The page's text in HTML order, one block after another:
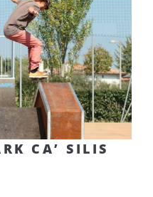
CA’ SILIS